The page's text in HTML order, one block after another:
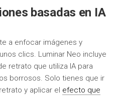
basadas en IA
a enfocar imágenes y
clics. Luminar Neo incluye
retrato que utiliza IA para
borrosos. Solo tienes que ir
y aplicar el efecto que